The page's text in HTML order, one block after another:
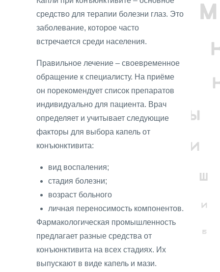
средство для терапии болезни глаз. Это
заболевание, которое часто
встречается среди населения.
Правильное лечение – своевременное
обращение к специалисту. На приёме
он порекомендует список препаратов
индивидуально для пациента. Врач
определяет и учитывает следующие
факторы для выбора капель от
конъюнктивита:
вид воспаления;
стадия болезни;
возраст больного
личная переносимость компонентов.
Фармакологическая промышленность
предлагает разные средства от
конъюнктивита на всех стадиях. Их
выпускают в виде капель и мази.